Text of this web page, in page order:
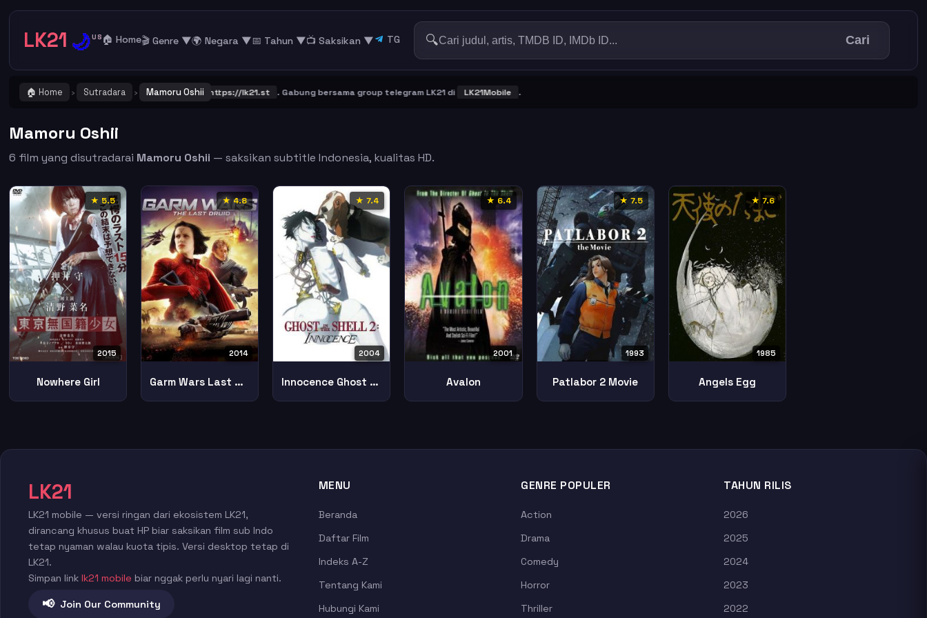
LK21 🌙US 🏠 Home🎬 Genre ▼🌍 Negara ▼📅 Tahun ▼📺 Saksikan ▼ TG 🔍 Cari
🏠 Home › Sutradara › Mamoru Oshii
! Catat dan Bookmark alamat URL LK21 https://lk21.st . Gabung bersama group telegram LK21 di LK21Mobile .
Mamoru Oshii
6 film yang disutradarai Mamoru Oshii — saksikan subtitle Indonesia, kualitas HD.
★ 5.5
2015
Nowhere Girl
★ 4.8
2014
Garm Wars Last Druid
★ 7.4
2004
Innocence Ghost Shell
★ 6.4
2001
Avalon
★ 7.5
1993
Patlabor 2 Movie
★ 7.6
1985
Angels Egg
LK21
LK21 mobile — versi ringan dari ekosistem LK21,
dirancang khusus buat HP biar saksikan film sub Indo
tetap nyaman walau kuota tipis. Versi desktop tetap di
LK21.
Simpan link lk21 mobile biar nggak perlu nyari lagi nanti.
📢 Join Our Community
MENU
Beranda
Daftar Film
Indeks A-Z
Tentang Kami
Hubungi Kami
GENRE POPULER
Action
Drama
Comedy
Horror
Thriller
TAHUN RILIS
2026
2025
2024
2023
2022